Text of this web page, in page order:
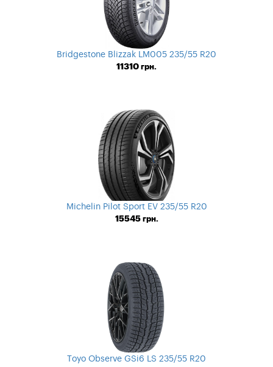
Bridgestone Blizzak LM005 235/55 R20
11310 грн.
Michelin Pilot Sport EV 235/55 R20
15545 грн.
Toyo Observe GSi6 LS 235/55 R20